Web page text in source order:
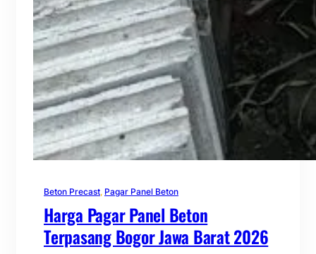
Beton Precast, Pagar Panel Beton
Harga Pagar Panel Beton
Terpasang Bogor Jawa Barat 2026